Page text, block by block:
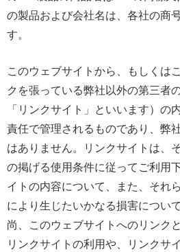
の製品および会社名は、各社の商
す。
このウェブサイトから、もしくは
クを張っている弊社以外の第三者
「リンクサイト」といいます）の
責任で管理されるものであり、弊
はありません。リンクサイトは、
の掲げる使用条件に従ってご利用
イトの内容について、また、それ
により生じたいかなる損害につい
尚、このウェブサイトへのリンク
リンクサイトの利用や、リンクサ